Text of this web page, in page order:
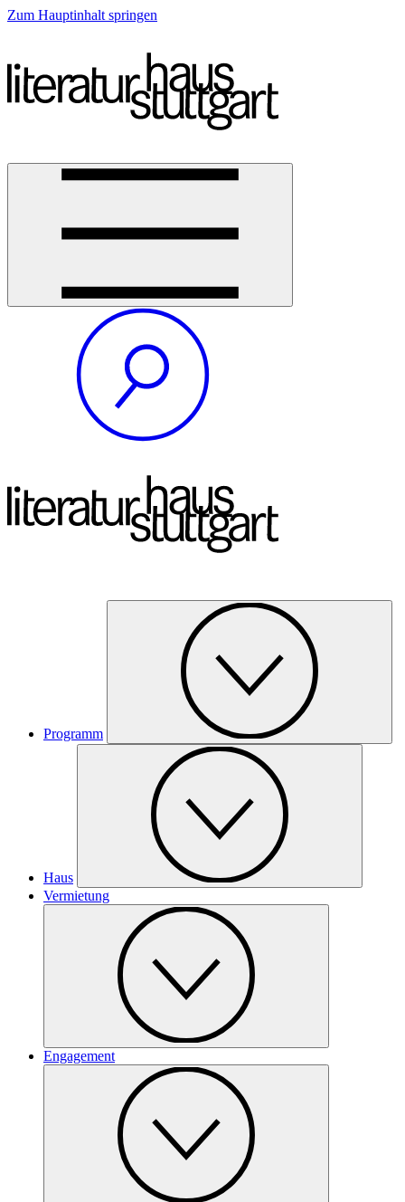
Zum Hauptinhalt springen
Programm
Haus
Vermietung
Engagement